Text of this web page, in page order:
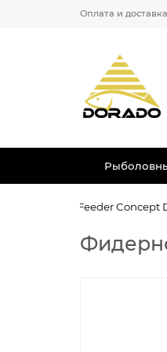
Оплата и доставка
Фидер Feeder Concept